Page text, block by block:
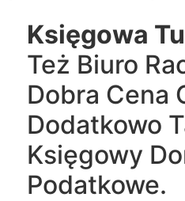
Księgowa
Też Biuro
Dobra Cena
Dodatkowo
Księgowy
Podatkowe.